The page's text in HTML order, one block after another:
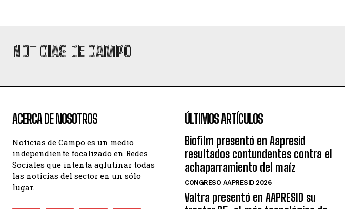
NOTICIAS DE CAMPO
ACERCA DE NOSOTROS
Noticias de Campo es un medio
independiente focalizado en Redes
Sociales que intenta aglutinar todas
las noticias del sector en un sólo
lugar.
ÚLTIMOS ARTÍCULOS
Biofilm presentó en Aapresid
resultados contundentes contra el
achaparramiento del maíz
CONGRESO AAPRESID 2026
Valtra presentó en AAPRESID su